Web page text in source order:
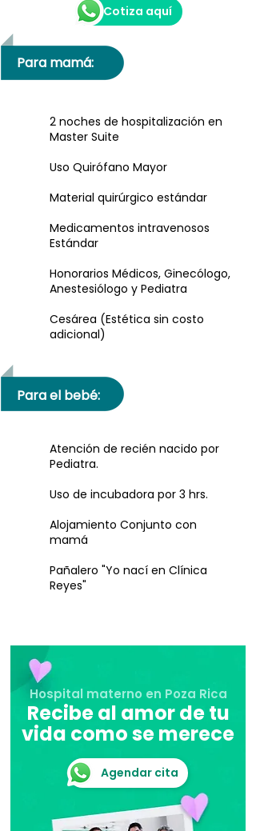
Cotiza aquí
Para mamá:
2 noches de hospitalización en
Master Suite
Uso Quirófano Mayor
Material quirúrgico estándar
Medicamentos intravenosos
Estándar
Honorarios Médicos, Ginecólogo,
Anestesiólogo y Pediatra
Cesárea (Estética sin costo
adicional)
Para el bebé:
Atención de recién nacido por
Pediatra.
Uso de incubadora por 3 hrs.
Alojamiento Conjunto con
mamá
Pañalero "Yo nací en Clínica
Reyes"
Agendar cita
Recibe al amor de tu
vida como se merece
Hospital materno en Poza Rica